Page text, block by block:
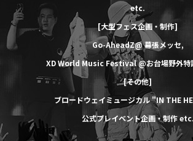
etc.
[大型フェス企画・制作]
Go-AheadZ@ 幕張メッセ,
XD World Music Festival @お台場野外特
[その他]
ブロードウェイミュージカル"IN THE
公式プレイベント企画・制作etc.